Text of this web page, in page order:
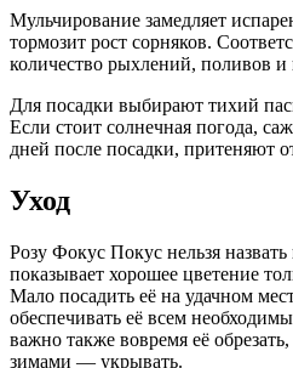
Мульчирование замедляет
тормозит рост сорняков.
количество рыхлений, поливов и
Для посадки выбирают тихий
Если стоит солнечная погода,
дней после посадки, притеняют
Уход
Розу Фокус Покус нельзя
показывает хорошее цветение
Мало посадить её на удачном
обеспечивать её всем
важно также вовремя её
зимами — укрывать.